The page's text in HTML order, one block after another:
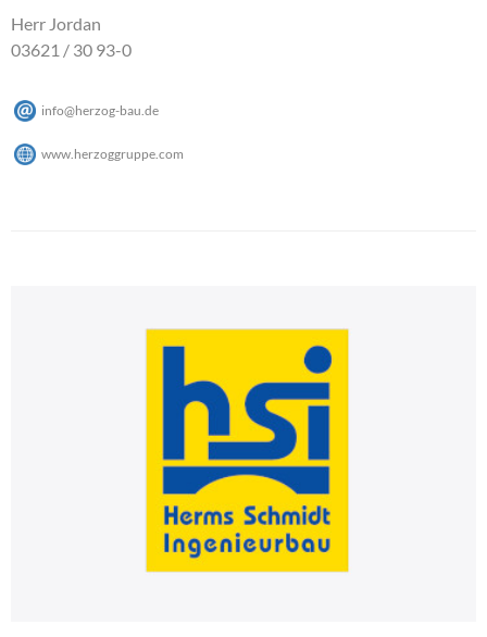
Herr Jordan
03621 / 30 93-0
info@herzog-bau de
www.herzoggruppe.com